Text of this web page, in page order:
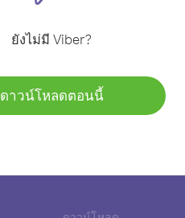
ยังไม่มี Viber?
ดาวน์โหลดตอนนี้